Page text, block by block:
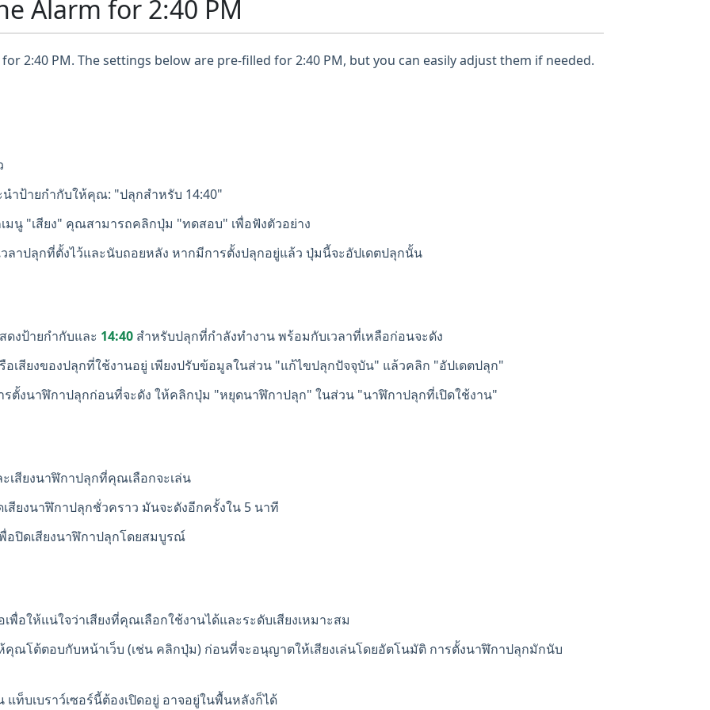
Alarm for 2:40 PM
2:40 PM. The settings below are pre-filled for 2:40 PM, but you can easily adjust them if needed.
นำป้ายกำกับให้คุณ: "ปลุกสำหรับ 14:40"
นู "เสียง" คุณสามารถคลิกปุ่ม "ทดสอบ" เพื่อฟังตัวอย่าง
าปลุกที่ตั้งไว้และนับถอยหลัง หากมีการตั้งปลุกอยู่แล้ว ปุ่มนี้จะอัปเดตปลุกนั้น
งป้ายกำกับและ 14:40 สำหรับปลุกที่กำลังทำงาน พร้อมกับเวลาที่เหลือก่อนจะดัง
อเสียงของปลุกที่ใช้งานอยู่ เพียงปรับข้อมูลในส่วน "แก้ไขปลุกปัจจุบัน" แล้วคลิก "อัปเดตปลุก"
ตั้งนาฬิกาปลุกก่อนที่จะดัง ให้คลิกปุ่ม "หยุดนาฬิกาปลุก" ในส่วน "นาฬิกาปลุกที่เปิดใช้งาน"
สียงนาฬิกาปลุกที่คุณเลือกจะเล่น
สียงนาฬิกาปลุกชั่วคราว มันจะดังอีกครั้งใน 5 นาที
ปิดเสียงนาฬิกาปลุกโดยสมบูรณ์
อให้แน่ใจว่าเสียงที่คุณเลือกใช้งานได้และระดับเสียงเหมาะสม
คุณโต้ตอบกับหน้าเว็บ (เช่น คลิกปุ่ม) ก่อนที่จะอนุญาตให้เสียงเล่นโดยอัตโนมัติ การตั้งนาฬิกาปลุกมักนับ
ท็บเบราว์เซอร์นี้ต้องเปิดอยู่ อาจอยู่ในพื้นหลังก็ได้